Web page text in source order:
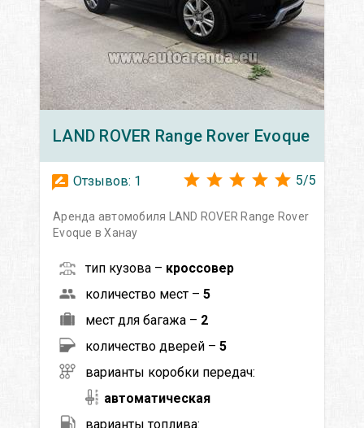
LAND ROVER Range Rover Evoque
Отзывов: 1 5/5
Аренда автомобиля LAND ROVER Range Rover
Evoque в Ханау
тип кузова – кроссовер
количество мест – 5
мест для багажа – 2
количество дверей – 5
варианты коробки передач:
автоматическая
варианты топлива: